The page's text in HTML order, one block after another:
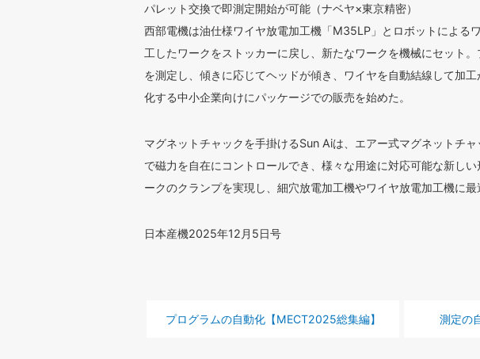
パレット交換で即測定開始が可能（ナベヤ×東京精密）
西部電機は油仕様ワイヤ放電加工機「M35LP」とロボットによる
工したワークをストッカーに戻し、新たなワークを機械にセット
を測定し、傾きに応じてヘッドが傾き、ワイヤを自動結線して加
化する中小企業向けにパッケージでの販売を始めた。
マグネットチャックを手掛けるSun Aiは、エアー式マグネットチ
で磁力を自在にコントロールでき、様々な用途に対応可能な新し
ークのクランプを実現し、細穴放電加工機やワイヤ放電加工機に最
日本産機2025年12月5日号
前の記事 :
プログラムの自動化【MECT2025総集編】 次の記
測定の